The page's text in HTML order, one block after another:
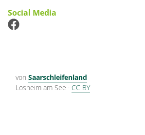
Social Media
von Saarschleifenland
Losheim am See · CC BY